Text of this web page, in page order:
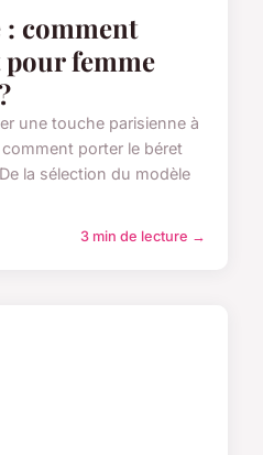
: comment
femme
une touche parisienne à
porter le béret
la sélection du modèle
3 min de lecture →